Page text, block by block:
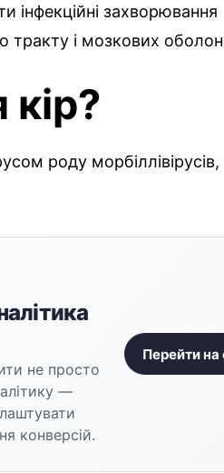
інфекційні захворювання
тракту і мозкових
роду морбіллівірусів,
не просто
—
конверсій.
Перейти на